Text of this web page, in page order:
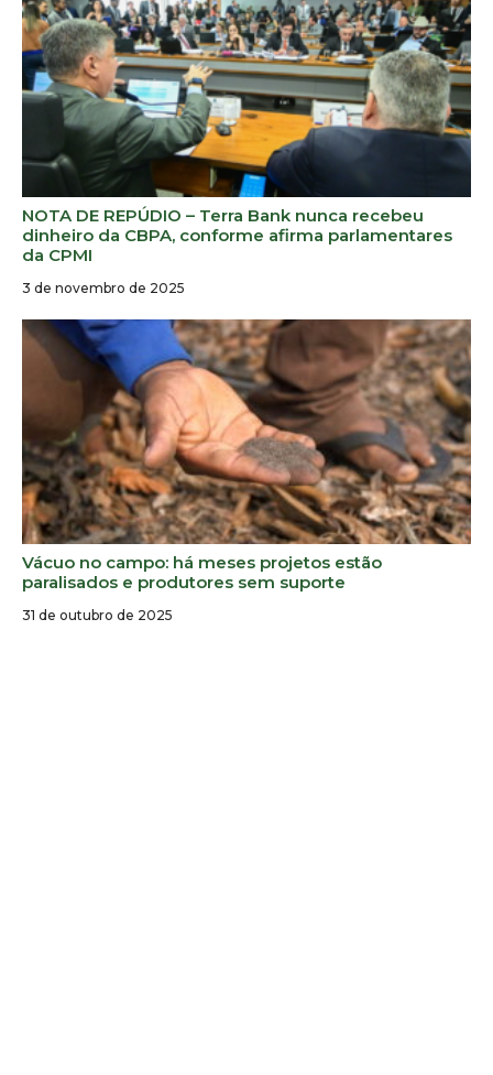
NOTA DE REPÚDIO – Terra Bank nunca recebeu
dinheiro da CBPA, conforme afirma parlamentares
da CPMI
3 de novembro de 2025
Vácuo no campo: há meses projetos estão
paralisados e produtores sem suporte
31 de outubro de 2025